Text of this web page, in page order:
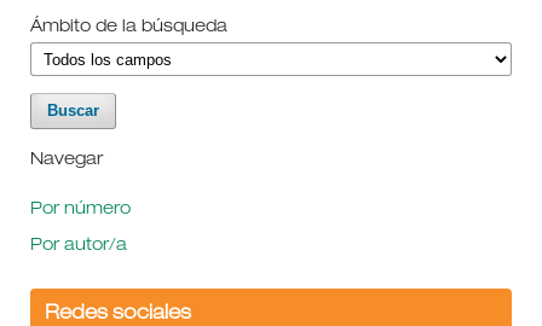
Ámbito de la búsqueda
Navegar
Por número
Por autor/a
Redes sociales